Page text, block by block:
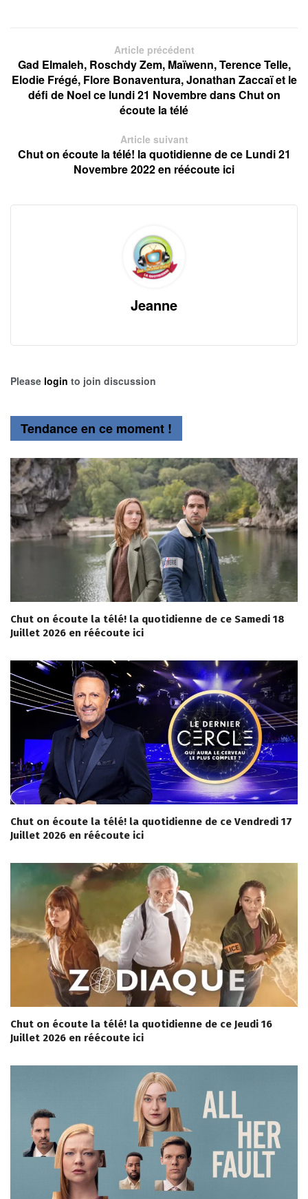
Article précédent
Gad Elmaleh, Roschdy Zem, Maïwenn, Terence Telle,
Elodie Frégé, Flore Bonaventura, Jonathan Zaccaï et le
défi de Noel ce lundi 21 Novembre dans Chut on
écoute la télé
Article suivant
Chut on écoute la télé! la quotidienne de ce Lundi 21
Novembre 2022 en réécoute ici
Jeanne
Please login to join discussion
Tendance en ce moment !
Chut on écoute la télé! la quotidienne de ce Samedi 18
Juillet 2026 en réécoute ici
Chut on écoute la télé! la quotidienne de ce Vendredi 17
Juillet 2026 en réécoute ici
Chut on écoute la télé! la quotidienne de ce Jeudi 16
Juillet 2026 en réécoute ici